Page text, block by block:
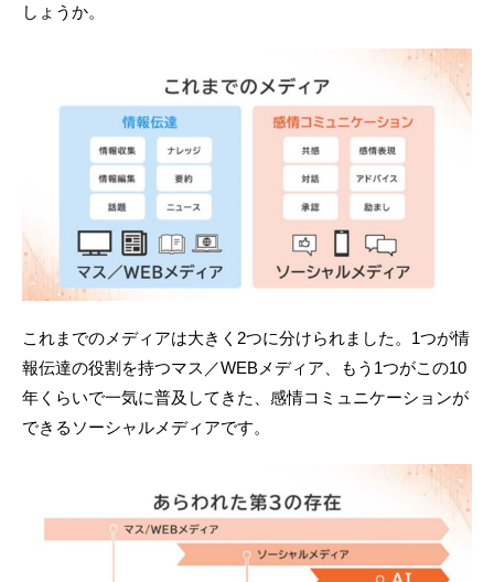
しょうか。
これまでのメディアは大きく2つに分けられました。1つが情
報伝達の役割を持つマス／WEBメディア、もう1つがこの10
年くらいで一気に普及してきた、感情コミュニケーションが
できるソーシャルメディアです。